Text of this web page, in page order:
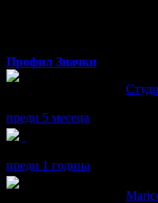
Профил Значки
преди 5 месеца
преди 1 година